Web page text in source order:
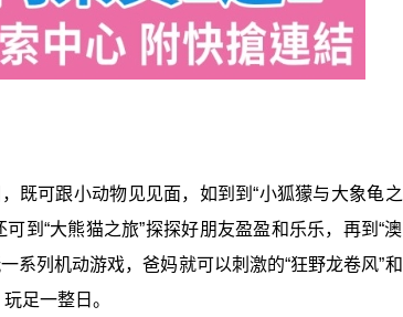
既可跟小动物见见面，如到到“小狐獴与大象龟之
到“大熊猫之旅”探探好朋友盈盈和乐乐，再到“澳
系列机动游戏，爸妈就可以刺激的“狂野龙卷风”和
足一整日。